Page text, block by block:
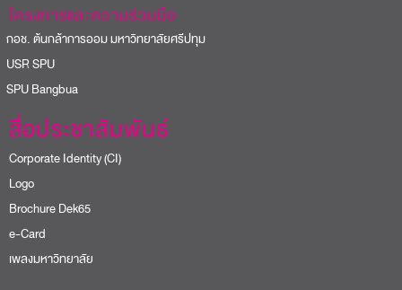
โครงการและความร่วมมือ
ช. ต้นกล้าการออม มหาวิทยาลัยศรีปทุม
SPU
Bangbua
สื่อประชาสัมพันธ์
Corporate Identity (CI)
Logo
Brochure Dek65
e-Card
เพลงมหาวิทยาลัย